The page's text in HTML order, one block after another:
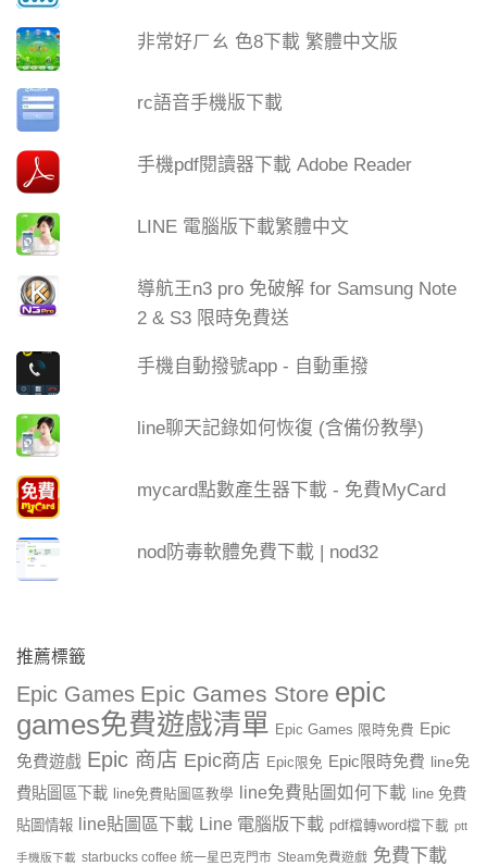
非常好ㄏㄠ 色8下載 繁體中文版
rc語音手機版下載
手機pdf閱讀器下載 Adobe Reader
LINE 電腦版下載繁體中文
導航王n3 pro 免破解 for Samsung Note
2 & S3 限時免費送
手機自動撥號app - 自動重撥
line聊天記錄如何恢復 (含備份教學)
mycard點數產生器下載 - 免費MyCard
nod防毒軟體免費下載 | nod32
推薦標籤
Epic Games Epic Games Store epic
games免費遊戲清單 Epic Games 限時免費 Epic
免費遊戲 Epic 商店 Epic商店 Epic限免 Epic限時免費 line免
費貼圖區下載
line免費貼圖區教學 line免費貼圖如何下載
line 免費
貼圖情報
line貼圖區下載 Line 電腦版下載 pdf檔轉word檔下載 ptt
手機版下載 starbucks coffee 統一星巴克門市 Steam免費遊戲 免費下載